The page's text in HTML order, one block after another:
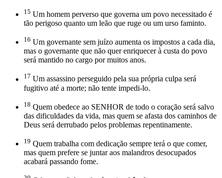
15 Um homem perverso que governa um povo necessitado é
tão perigoso quanto um leão que ruge ou um urso faminto.
16 Um governante sem juízo aumenta os impostos a cada dia,
mas o governante que não quer enriquecer à custa do povo
será mantido no cargo por muitos anos.
17 Um assassino perseguido pela sua própria culpa será
fugitivo até a morte; não tente impedi-lo.
18 Quem obedece ao SENHOR de todo o coração será salvo
das dificuldades da vida, mas quem se afasta dos caminhos de
Deus será derrubado pelos problemas repentinamente.
19 Quem trabalha com dedicação sempre terá o que comer,
mas quem prefere se juntar aos malandros desocupados
acabará passando fome.